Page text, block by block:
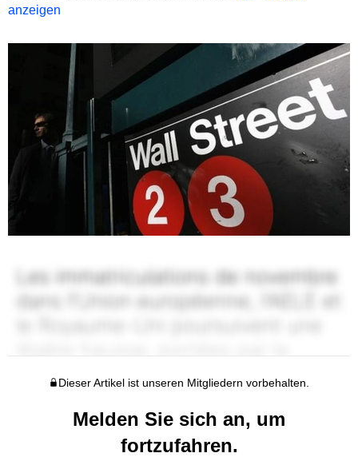
anzeigen
Dieser Artikel ist unseren Mitgliedern vorbehalten.
Melden Sie sich an, um
fortzufahren.